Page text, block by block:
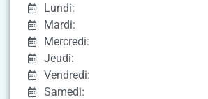
Lundi:
Mardi:
Mercredi:
Jeudi:
Vendredi:
Samedi: